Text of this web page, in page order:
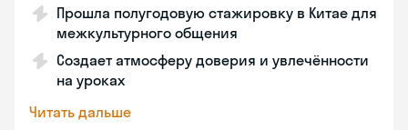
Прошла полугодовую стажировку в Китае для
межкультурного общения
Создает атмосферу доверия и увлечённости
на уроках
Читать дальше